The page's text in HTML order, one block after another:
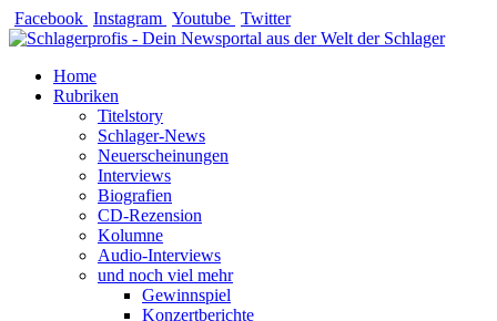
Zum
Inhalt
Facebook Instagram Youtube Twitter
Home
Rubriken
Titelstory
Schlager-News
Neuerscheinungen
Interviews
Biografien
CD-Rezension
Kolumne
Audio-Interviews
und noch viel mehr
Gewinnspiel
Konzertberichte